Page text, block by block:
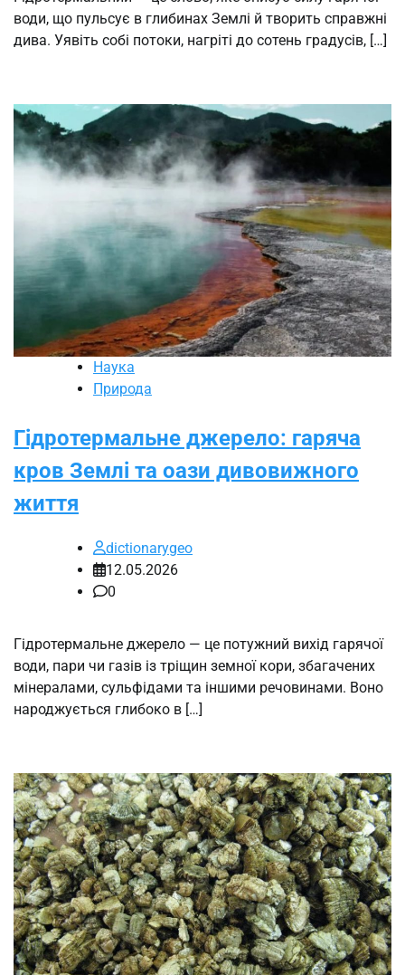
води, що пульсує в глибинах Землі й творить справжні
дива. Уявіть собі потоки, нагріті до сотень градусів, […]
Наука
Природа
Гідротермальне джерело: гаряча
кров Землі та оази дивовижного
життя
dictionarygeo
12.05.2026
0
Гідротермальне джерело — це потужний вихід гарячої
води, пари чи газів із тріщин земної кори, збагачених
мінералами, сульфідами та іншими речовинами. Воно
народжується глибоко в […]